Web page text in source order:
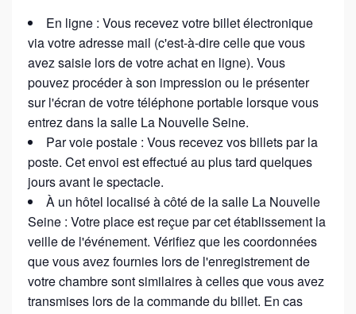
En ligne : Vous recevez votre billet électronique
via votre adresse mail (c'est-à-dire celle que vous
avez saisie lors de votre achat en ligne). Vous
pouvez procéder à son impression ou le présenter
sur l'écran de votre téléphone portable lorsque vous
entrez dans la salle La Nouvelle Seine.
Par voie postale : Vous recevez vos billets par la
poste. Cet envoi est effectué au plus tard quelques
jours avant le spectacle.
À un hôtel localisé à côté de la salle La Nouvelle
Seine : Votre place est reçue par cet établissement la
veille de l'événement. Vérifiez que les coordonnées
que vous avez fournies lors de l'enregistrement de
votre chambre sont similaires à celles que vous avez
transmises lors de la commande du billet. En cas